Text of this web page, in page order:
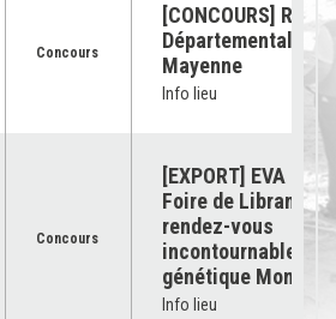
Concours
[CONCOURS]
Départemental de
Mayenne
Info lieu
Concours
[EXPORT] EVA
Foire de Libramont
rendez-vous
incontournable
génétique
Info lieu